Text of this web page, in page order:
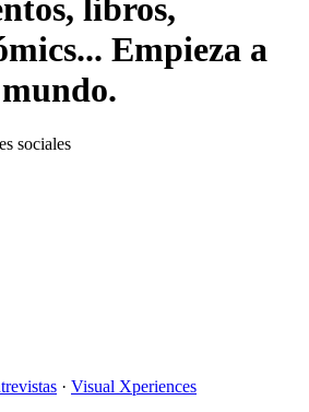
libros,
Empieza a
sociales
· Visual Xperiences